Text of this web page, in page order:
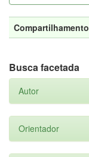
Compartilhamento
Busca facetada
Autor
Orientador